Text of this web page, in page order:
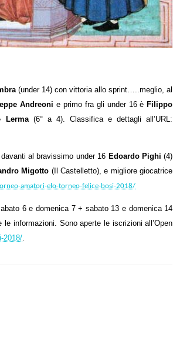
(under 14) con vittoria allo sprint…..meglio, al
Andreoni e primo fra gli under 16 è Filippo
Lerma(6° a 4). Classifica e dettagli all’URL:
al bravissimo under 16 Edoardo Pighi (4)
Migotto (Il Castelletto), e migliore giocatrice
amatori-elo-torneo-felice-bosi-2018/
6 e domenica 7 + sabato 13 e domenica 14
informazioni. Sono aperte le iscrizioni all’Open
2018/